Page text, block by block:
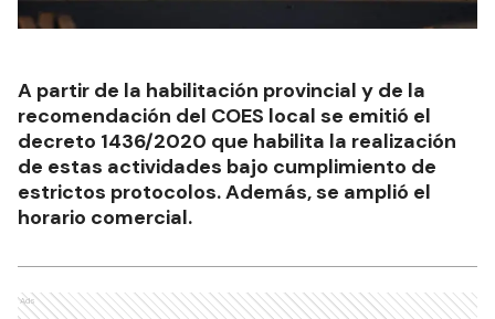
A partir de la habilitación provincial y de la
recomendación del COES local se emitió el
decreto 1436/2020 que habilita la realización
de estas actividades bajo cumplimiento de
estrictos protocolos. Además, se amplió el
horario comercial.
Ads